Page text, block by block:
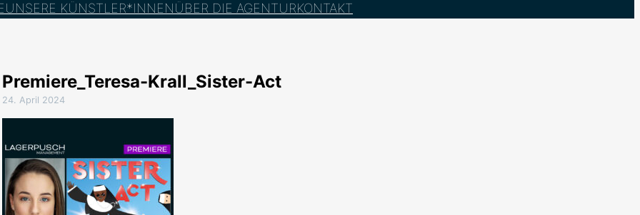
UNSERE KÜNSTLER*INNENÜBER DIE AGENTURKONTAKT
Premiere_Teresa-Krall_Sister-Act
24. April 2024